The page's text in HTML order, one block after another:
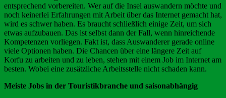
entsprechend vorbereiten. Wer auf die Insel auswandern möchte und
noch keinerlei Erfahrungen mit Arbeit über das Internet gemacht hat,
wird es schwer haben. Es braucht schließlich einige Zeit, um sich
etwas aufzubauen. Das ist selbst dann der Fall, wenn hinreichende
Kompetenzen vorliegen. Fakt ist, dass Auswanderer gerade online
viele Optionen haben. Die Chancen über eine längere Zeit auf
Korfu zu arbeiten und zu leben, stehen mit einem Job im Internet am
besten. Wobei eine zusätzliche Arbeitsstelle nicht schaden kann.
Meiste Jobs in der Touristikbranche und saisonabhängig